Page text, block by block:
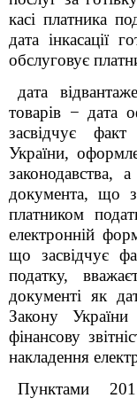
касі платника
дата інкасації
обслуговує
дата
товарів − дата
засвідчує
України,
документа, що
платником
електронній
що засвідчує
податку,
документі як
Закону
фінансову
накладення
Пунктами